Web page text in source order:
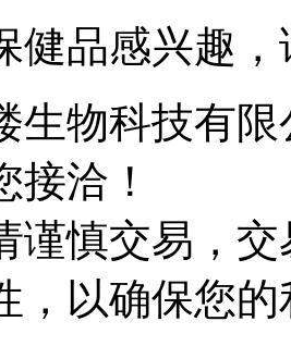
健品感兴趣
生物科技有限
接洽！
谨慎交易，
，以确保您